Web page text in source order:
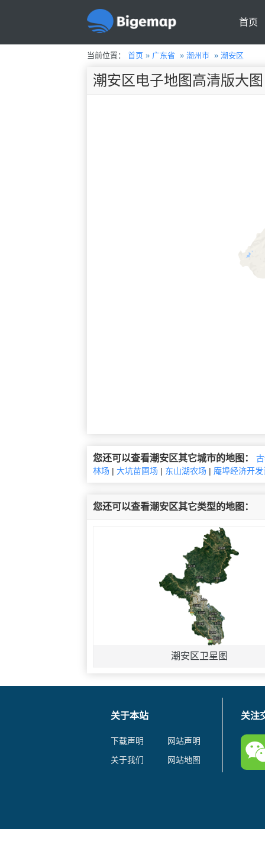
首页
当前位置： 首页» 广东省 » 潮州市» 潮安区
潮安区电子地图高清版大图
您还可以查看潮安区其它城市的地图：
林场| 大坑苗圃场| 东山湖农场| 庵埠经济开
您还可以查看潮安区其它类型的地图：
潮安区卫星图
关于本站
下载声明
网站声明
关于我们
网站地图
关注